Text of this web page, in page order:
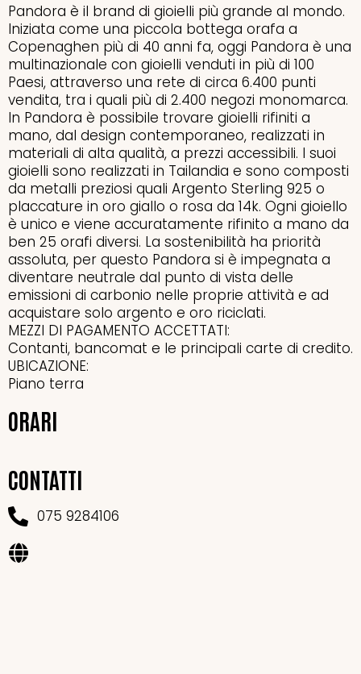
Pandora è il brand di gioielli più grande al mondo.
Iniziata come una piccola bottega orafa a
Copenaghen più di 40 anni fa, oggi Pandora è una
multinazionale con gioielli venduti in più di 100
Paesi, attraverso una rete di circa 6.400 punti
vendita, tra i quali più di 2.400 negozi monomarca.
In Pandora è possibile trovare gioielli rifiniti a
mano, dal design contemporaneo, realizzati in
materiali di alta qualità, a prezzi accessibili. I suoi
gioielli sono realizzati in Tailandia e sono composti
da metalli preziosi quali Argento Sterling 925 o
placcature in oro giallo o rosa da 14k. Ogni gioiello
è unico e viene accuratamente rifinito a mano da
ben 25 orafi diversi. La sostenibilità ha priorità
assoluta, per questo Pandora si è impegnata a
diventare neutrale dal punto di vista delle
emissioni di carbonio nelle proprie attività e ad
acquistare solo argento e oro riciclati.
MEZZI DI PAGAMENTO ACCETTATI:
Contanti, bancomat e le principali carte di credito.
UBICAZIONE:
Piano terra
ORARI
CONTATTI
075 9284106